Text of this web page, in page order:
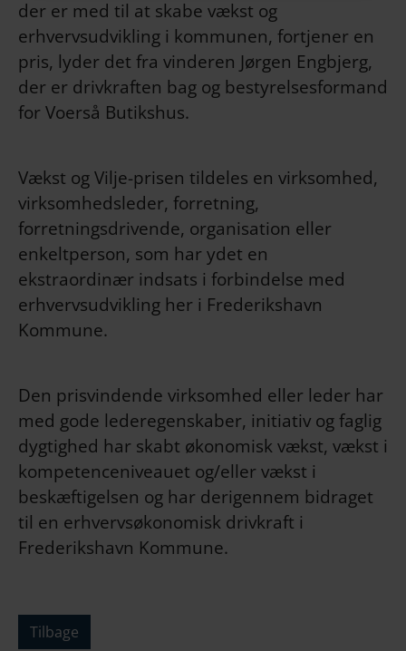
der er med til at skabe vækst og
erhvervsudvikling i kommunen, fortjener en
pris, lyder det fra vinderen Jørgen Engbjerg,
der er drivkraften bag og bestyrelsesformand
for Voerså Butikshus.
Vækst og Vilje-prisen tildeles en virksomhed,
virksomhedsleder, forretning,
forretningsdrivende, organisation eller
enkeltperson, som har ydet en
ekstraordinær indsats i forbindelse med
erhvervsudvikling her i Frederikshavn
Kommune.
Den prisvindende virksomhed eller leder har
med gode lederegenskaber, initiativ og faglig
dygtighed har skabt økonomisk vækst, vækst i
kompetenceniveauet og/eller vækst i
beskæftigelsen og har derigennem bidraget
til en erhvervsøkonomisk drivkraft i
Frederikshavn Kommune.
Tilbage